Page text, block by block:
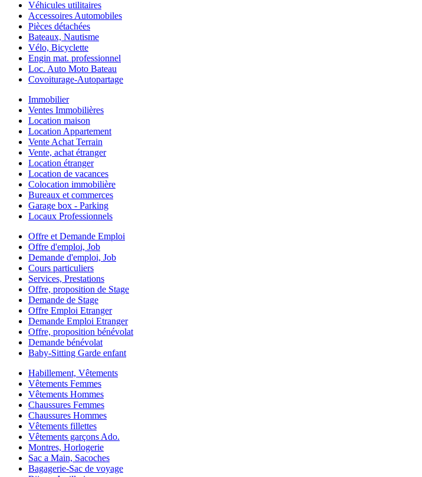
Véhicules utilitaires
Accessoires Automobiles
Pièces détachées
Bateaux, Nautisme
Vélo, Bicyclette
Engin mat. professionnel
Loc. Auto Moto Bateau
Covoiturage-Autopartage
Immobilier
Ventes Immobilières
Location maison
Location Appartement
Vente Achat Terrain
Vente, achat étranger
Location étranger
Location de vacances
Colocation immobilière
Bureaux et commerces
Garage box - Parking
Locaux Professionnels
Offre et Demande Emploi
Offre d'emploi, Job
Demande d'emploi, Job
Cours particuliers
Services, Prestations
Offre, proposition de Stage
Demande de Stage
Offre Emploi Etranger
Demande Emploi Etranger
Offre, proposition bénévolat
Demande bénévolat
Baby-Sitting Garde enfant
Habillement, Vêtements
Vêtements Femmes
Vêtements Hommes
Chaussures Femmes
Chaussures Hommes
Vêtements fillettes
Vêtements garçons Ado.
Montres, Horlogerie
Sac a Main, Sacoches
Bagagerie-Sac de voyage